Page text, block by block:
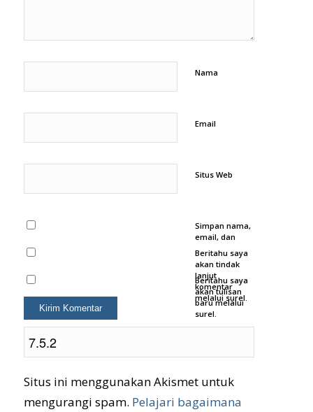
Nama
Email
Situs Web
Simpan nama,
email, dan
pada
peramban ini
untuk
komentar saya
berikutnya.
Beritahu saya
akan tindak
lanjut
komentar
melalui surel.
Beritahu saya
akan tulisan
baru melalui
surel.
Situs ini menggunakan Akismet untuk
mengurangi spam. Pelajari bagaimana